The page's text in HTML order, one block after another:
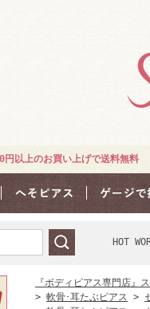
以上のお買い上げで送料無料
HOT
『ボディピアス専門店』
> 軟骨･耳たぶピアス >